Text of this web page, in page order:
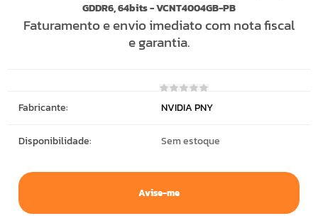
GDDR6, 64bits - VCNT4004GB-PB
Faturamento e envio imediato com nota fiscal
e garantia.
Fabricante: NVIDIA PNY
Disponibilidade: Sem estoque
Avise-me